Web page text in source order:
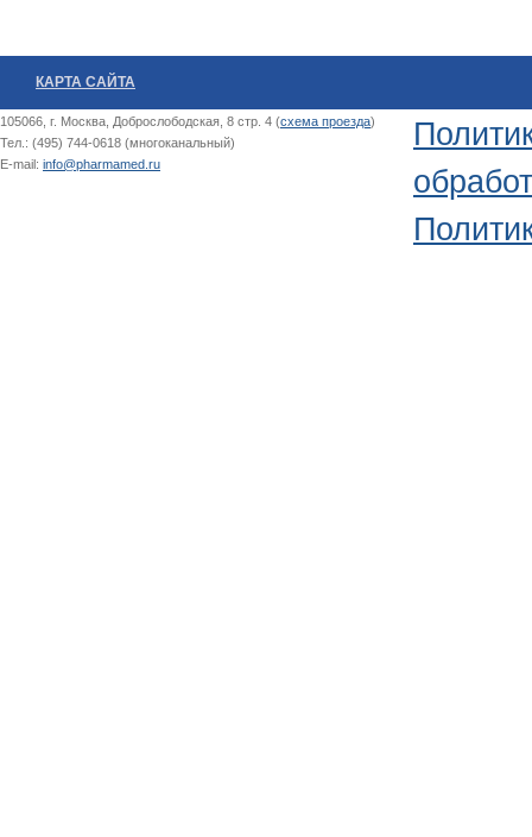
КАРТА САЙТА
105066, г. Москва, Доброслободская, 8 стр. 4 (схема проезда)
Тел.: (495) 744-0618 (многоканальный)
E-mail: info@pharmamed.ru